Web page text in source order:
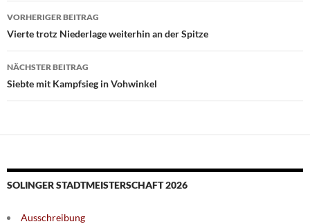
Beitragsnavigation
VORHERIGER BEITRAG
Vierte trotz Niederlage weiterhin an der Spitze
NÄCHSTER BEITRAG
Siebte mit Kampfsieg in Vohwinkel
SOLINGER STADTMEISTERSCHAFT 2026
Ausschreibung